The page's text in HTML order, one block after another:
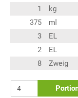
1 kg
375
ml
3
EL
2
EL
8
Zweig